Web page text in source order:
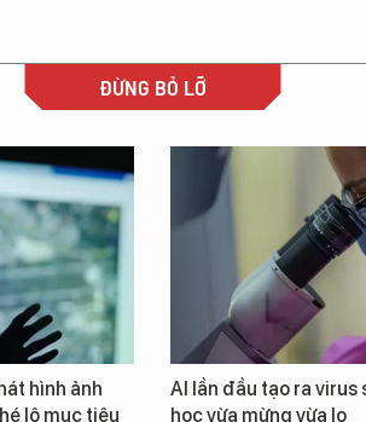
ĐỪNG BỎ LỠ
hình ảnh
lộ mục tiêu
AI lần đầu tạo ra virus
học vừa mừng vừa lo